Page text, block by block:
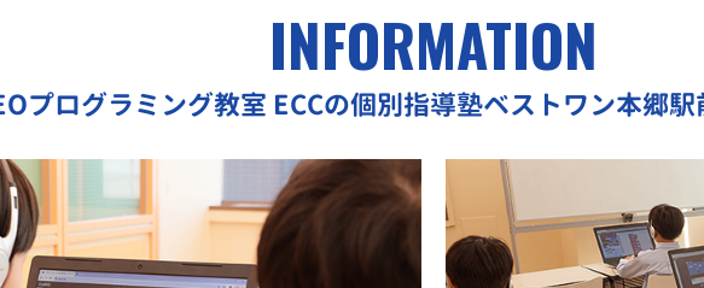
INFORMATION
プログラミング教室 ECCの個別指導塾ベストワン本郷